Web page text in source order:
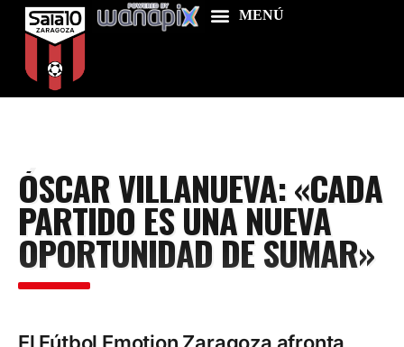
Food & Drink
Features
News
Contacts
ÓSCAR VILLANUEVA: «CADA
PARTIDO ES UNA NUEVA
OPORTUNIDAD DE SUMAR»